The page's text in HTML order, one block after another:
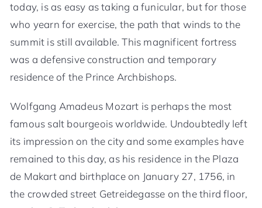
today, is as easy as taking a funicular, but for those
who yearn for exercise, the path that winds to the
summit is still available. This magnificent fortress
was a defensive construction and temporary
residence of the Prince Archbishops.
Wolfgang Amadeus Mozart is perhaps the most
famous salt bourgeois worldwide. Undoubtedly left
its impression on the city and some examples have
remained to this day, as his residence in the Plaza
de Makart and birthplace on January 27, 1756, in
the crowded street Getreidegasse on the third floor,